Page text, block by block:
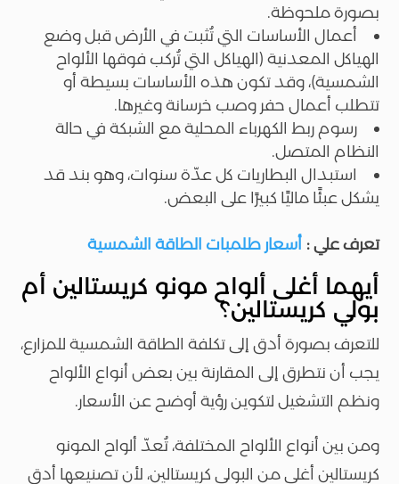
بصورة ملحوظة.
أعمال الأساسات التي تُثبت في الأرض قبل وضع
الهياكل المعدنية (الهياكل التي تُركب فوقها الألواح
الشمسية)، وقد تكون هذه الأساسات بسيطة أو
تتطلب أعمال حفر وصب خرسانة وغيرها.
رسوم ربط الكهرباء المحلية مع الشبكة في حالة
النظام المتصل.
استبدال البطاريات كل عدّة سنوات، وهو بند قد
يشكل عبئًا ماليًا كبيرًا على البعض.
تعرف علي :أسعار طلمبات الطاقة الشمسية
أيهما أغلى ألواح مونو كريستالين أم
بولي كريستالين؟
للتعرف بصورة أدق إلى تكلفة الطاقة الشمسية للمزارع،
يجب أن نتطرق إلى المقارنة بين بعض أنواع الألواح
ونظم التشغيل لتكوين رؤية أوضح عن الأسعار.
ومن بين أنواع الألواح المختلفة، تُعدّ ألواح المونو
كريستالين أغلى من البولي كريستالين، لأن تصنيعها أدق